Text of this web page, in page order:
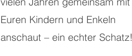
Euren Kindern und Enkeln
anschaut – ein echter Schatz!